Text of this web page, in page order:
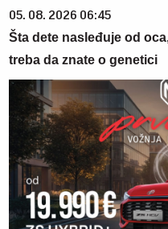
05. 08. 2026 06:45
Šta dete nasleđuje od
treba da znate o genetici